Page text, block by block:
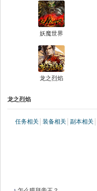
妖魔世界
龙之烈焰
龙之烈焰
任务相关 装备相关 副本相关